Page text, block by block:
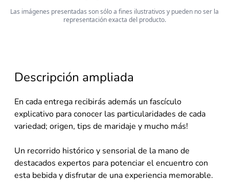
Las imágenes presentadas son sólo a fines ilustrativos y pueden no ser la
representación exacta del producto.
Descripción ampliada
En cada entrega recibirás además un fascículo
explicativo para conocer las particularidades de cada
variedad; origen, tips de maridaje y mucho más!
Un recorrido histórico y sensorial de la mano de
destacados expertos para potenciar el encuentro con
esta bebida y disfrutar de una experiencia memorable.